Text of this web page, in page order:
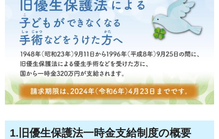
1.旧優生保護法一時金支給制度の概要